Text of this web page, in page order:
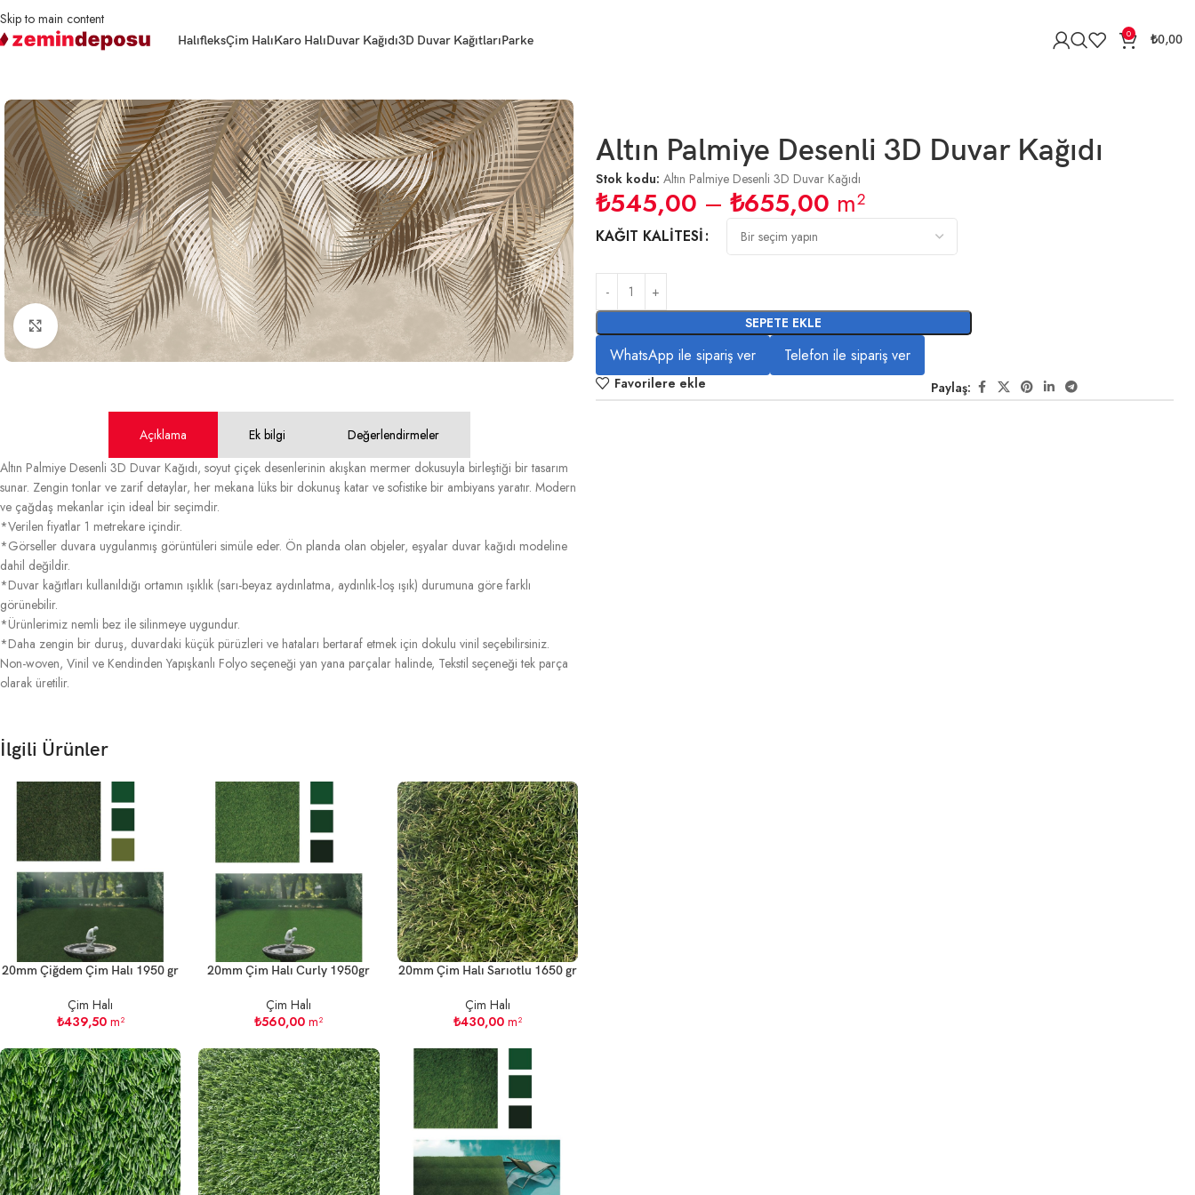
Skip to main content
HalıfleksÇim HalıKaro HalıDuvar Kağıdı3D Duvar KağıtlarıParke 0 ₺0,00
Büyütmek için tıklayın
Altın Palmiye Desenli 3D Duvar Kağıdı
Stok kodu: Altın Palmiye Desenli 3D Duvar Kağıdı
₺545,00 – ₺655,00 m²
KAĞIT KALITESI
SEPETE EKLE
WhatsApp ile sipariş ver Telefon ile sipariş ver
Favorilere ekle Paylaş:
Açıklama Ek bilgi
Değerlendirmeler
Altın Palmiye Desenli 3D Duvar Kağıdı, soyut çiçek desenlerinin akışkan mermer dokusuyla birleştiği bir tasarım
sunar. Zengin tonlar ve zarif detaylar, her mekana lüks bir dokunuş katar ve sofistike bir ambiyans yaratır. Modern
ve çağdaş mekanlar için ideal bir seçimdir.
*Verilen fiyatlar 1 metrekare içindir.
*Görseller duvara uygulanmış görüntüleri simüle eder. Ön planda olan objeler, eşyalar duvar kağıdı modeline
dahil değildir.
*Duvar kağıtları kullanıldığı ortamın ışıklık (sarı-beyaz aydınlatma, aydınlık-loş ışık) durumuna göre farklı
görünebilir.
*Ürünlerimiz nemli bez ile silinmeye uygundur.
*Daha zengin bir duruş, duvardaki küçük pürüzleri ve hataları bertaraf etmek için dokulu vinil seçebilirsiniz.
Non-woven, Vinil ve Kendinden Yapışkanlı Folyo seçeneği yan yana parçalar halinde, Tekstil seçeneği tek parça
olarak üretilir.
İlgili Ürünler
20mm Çiğdem Çim Halı 1950 gr
Çim Halı
₺439,50m²
20mm Çim Halı Curly 1950gr
Çim Halı
₺560,00 m²
20mm Çim Halı Sarıotlu 1650 gr
Çim Halı
₺430,00m²